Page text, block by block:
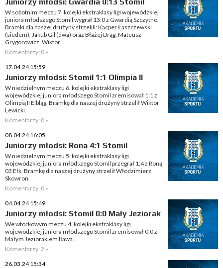
W sobotnim meczu 7. kolejki ekstraklasy ligi wojewódzkiej
juniora młodszego Stomil wygrał 13:0 z Gwardią Szczytno.
Bramki dla naszej drużyny strzelili: Kacper Łaszczewski
(siedem), Jakub Gil (dwa) oraz Błażej Drąg, Mateusz
Grygorowicz, Wiktor...
Komentarzy: 0 »
17.04.24 15:59
Juniorzy młodsi: Stomil 1:1 Olimpia II
W niedzielnym meczu 6. kolejki ekstraklasy ligi
wojewódzkiej juniora młodszego Stomil zremisował 1:1 z
Olimpią II Elbląg. Bramkę dla naszej drużyny strzelił Wiktor
Lewicki.
Komentarzy: 0 »
08.04.24 16:05
Juniorzy młodsi: Rona 4:1 Stomil
W niedzielnym meczu 5. kolejki ekstraklasy ligi
wojewódzkiej juniora młodszego Stomil przegrał 1:4 z Roną
03 Ełk. Bramkę dla naszej drużyny strzelił Włodzimierz
Skowron.
Komentarzy: 0 »
04.04.24 15:49
Juniorzy młodsi: Stomil 0:0 Mały Jeziorak
We wtorkowym meczu 4. kolejki ekstraklasy ligi
wojewódzkiej juniora młodszego Stomil zremisował 0:0 z
Małym Jeziorakiem Iława.
Komentarzy: 2 »
26.03.24 15:34